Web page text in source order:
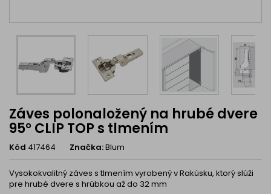
Záves polonaložený na hrubé dvere
95° CLIP TOP s tlmením
Kód 417464 Značka:Blum
Vysokokvalitný záves s tlmením vyrobený v Rakúsku, ktorý slúži
pre hrubé dvere s hrúbkou až do 32 mm